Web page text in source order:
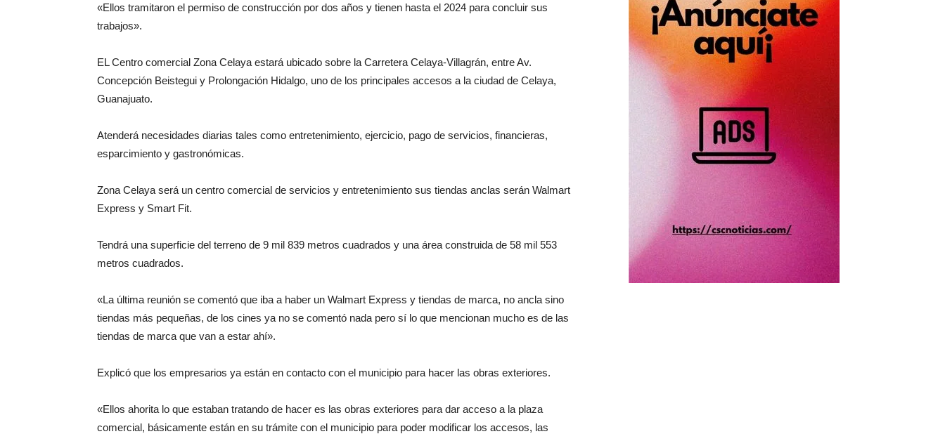
«Ellos tramitaron el permiso de construcción por dos años y tienen hasta el 2024 para concluir sus
trabajos».
EL Centro comercial Zona Celaya estará ubicado sobre la Carretera Celaya-Villagrán, entre Av.
Concepción Beistegui y Prolongación Hidalgo, uno de los principales accesos a la ciudad de Celaya,
Guanajuato.
Atenderá necesidades diarias tales como entretenimiento, ejercicio, pago de servicios, financieras,
esparcimiento y gastronómicas.
Zona Celaya será un centro comercial de servicios y entretenimiento sus tiendas anclas serán Walmart
Express y Smart Fit.
Tendrá una superficie del terreno de 9 mil 839 metros cuadrados y una área construida de 58 mil 553
metros cuadrados.
«La última reunión se comentó que iba a haber un Walmart Express y tiendas de marca, no ancla sino
tiendas más pequeñas, de los cines ya no se comentó nada pero sí lo que mencionan mucho es de las
tiendas de marca que van a estar ahí».
Explicó que los empresarios ya están en contacto con el municipio para hacer las obras exteriores.
«Ellos ahorita lo que estaban tratando de hacer es las obras exteriores para dar acceso a la plaza
comercial, básicamente están en su trámite con el municipio para poder modificar los accesos, las